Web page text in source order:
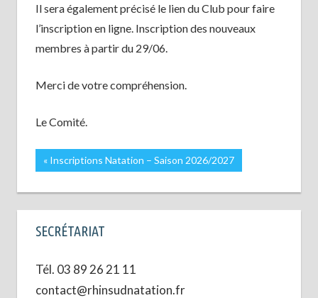
Il sera également précisé le lien du Club pour faire
l’inscription en ligne. Inscription des nouveaux
membres à partir du 29/06.
Merci de votre compréhension.
Le Comité.
Navigation
de
l’article
Publication
Inscriptions Natation – Saison 2026/2027
SECRÉTARIAT
Tél. 03 89 26 21 11
contact@rhinsudnatation.fr